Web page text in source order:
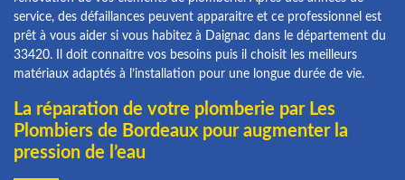
service, des défaillances peuvent apparaitre et ce professionnel est
prêt à vous aider si vous habitez à Daignac dans le département du
33420. Il doit connaitre vos besoins puis il choisit les meilleurs
matériaux adaptés à l’installation pour une longue durée de vie.
La réparation de votre plomberie par Les
Plombiers de Bordeaux pour augmenter la
pression de l’eau